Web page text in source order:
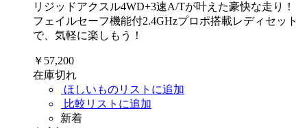
リジッドアクスル4WD+3速A/Tが叶えた豪快な走り！
フェイルセーフ機能付2.4GHzプロポ搭載レディセット
で、気軽に楽しもう！
￥57,200
在庫切れ
ほしいものリストに追加
比較リストに追加
新着